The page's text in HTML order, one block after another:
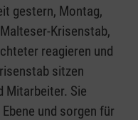
gestern, Montag,
Krisenstab,
reagieren und
sitzen
Mitarbeiter. Sie
und sorgen für